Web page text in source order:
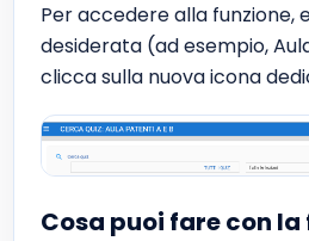
Per accedere alla funzione,
desiderata (ad esempio,
clicca sulla nuova icona
Cosa puoi fare con la